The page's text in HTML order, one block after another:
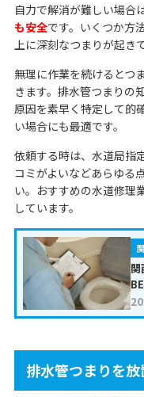
自力で解消が難しい場合は
も安全です。いくつか方
上に深刻なつまりが起き
無理に作業を続けるとつ
きます。排水管つまりの
原因を素早く特定して的
い場合にも最適です。
依頼する時は、水道局指
コミがよいなどあらゆる
い。おすすめの水道修理
しています。
排水管つまりを